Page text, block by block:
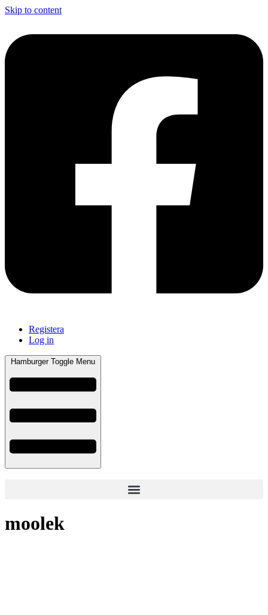
Skip to content
Registera
Log in
Hamburger Toggle Menu
moolek